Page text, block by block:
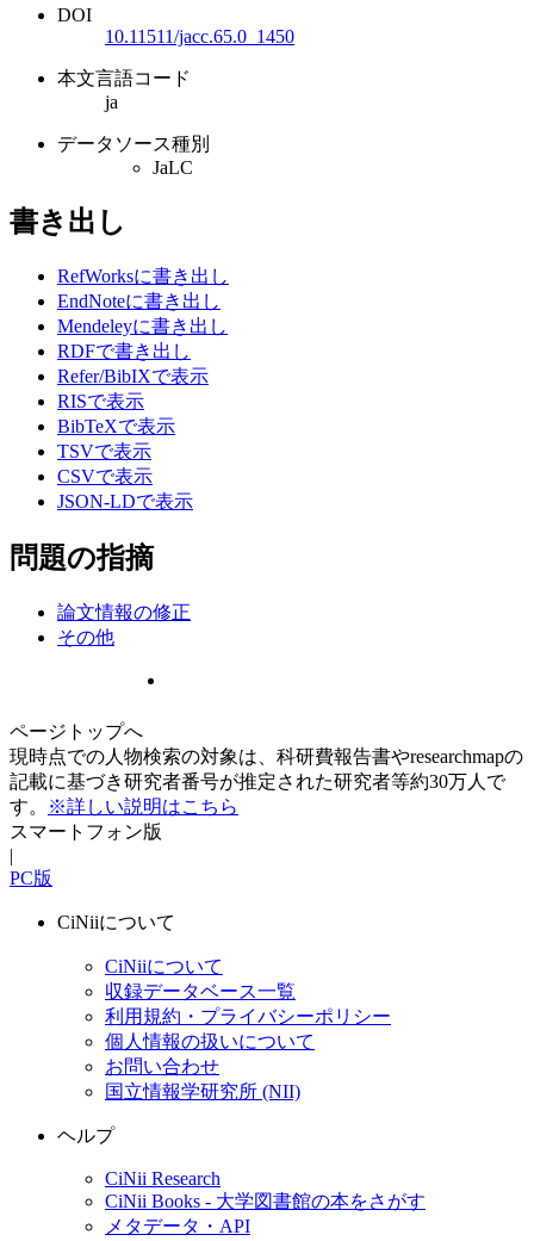
DOI
10.11511/jacc.65.0_1450
本文言語コード
ja
データソース種別
JaLC
書き出し
RefWorksに書き出し
EndNoteに書き出し
Mendeleyに書き出し
RDFで書き出し
Refer/BibIXで表示
RISで表示
BibTeXで表示
TSVで表示
CSVで表示
JSON-LDで表示
問題の指摘
論文情報の修正
その他
ページトップへ
現時点での人物検索の対象は、科研費報告書やresearchmapの
記載に基づき研究者番号が推定された研究者等約30万人で
す。
※詳しい説明はこちら
スマートフォン版
|
PC版
CiNiiについて
CiNiiについて
収録データベース一覧
利用規約・プライバシーポリシー
個人情報の扱いについて
お問い合わせ
国立情報学研究所 (NII)
ヘルプ
CiNii Research
CiNii Books - 大学図書館の本をさがす
メタデータ・API